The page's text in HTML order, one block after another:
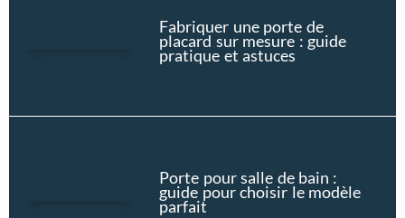
Fabriquer une porte de
placard sur mesure : guide
pratique et astuces
Porte pour salle de bain :
guide pour choisir le modèle
parfait